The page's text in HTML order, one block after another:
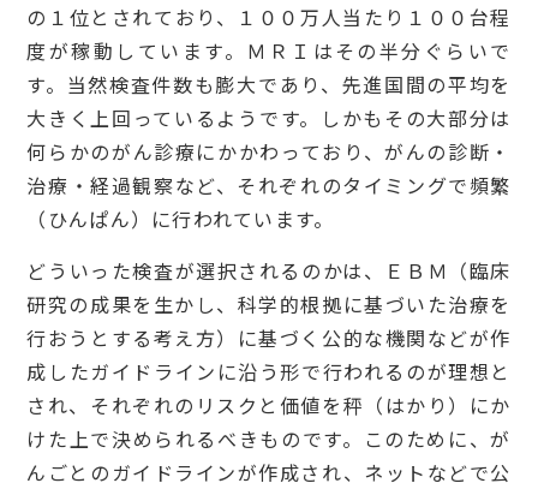
の１位とされており、１００万人当たり１００台程
度が稼動しています。ＭＲＩはその半分ぐらいで
す。当然検査件数も膨大であり、先進国間の平均を
大きく上回っているようです。しかもその大部分は
何らかのがん診療にかかわっており、がんの診断・
治療・経過観察など、それぞれのタイミングで頻繁
（ひんぱん）に行われています。
どういった検査が選択されるのかは、ＥＢＭ（臨床
研究の成果を生かし、科学的根拠に基づいた治療を
行おうとする考え方）に基づく公的な機関などが作
成したガイドラインに沿う形で行われるのが理想と
され、それぞれのリスクと価値を秤（はかり）にか
けた上で決められるべきものです。このために、が
んごとのガイドラインが作成され、ネットなどで公